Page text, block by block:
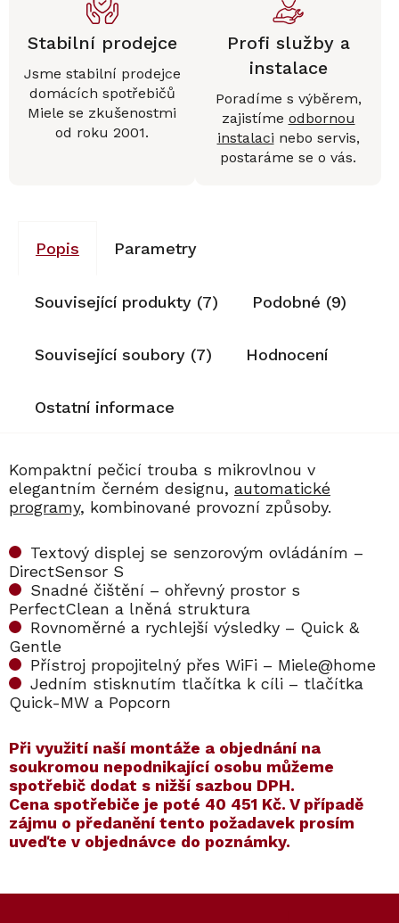
Stabilní prodejce
Jsme stabilní prodejce
domácích spotřebičů
Miele se zkušenostmi
od roku 2001.
Profi služby a
instalace
Poradíme s výběrem,
zajistíme odbornou
instalaci nebo servis,
postaráme se o vás.
Popis Parametry
Související produkty (7) Podobné (9)
Související soubory (7) Hodnocení
Ostatní informace
Kompaktní pečicí trouba s mikrovlnou v
elegantním černém designu, automatické
programy, kombinované provozní způsoby.
Textový displej se senzorovým ovládáním –
DirectSensor S
Snadné čištění – ohřevný prostor s
PerfectClean a lněná struktura
Rovnoměrné a rychlejší výsledky – Quick &
Gentle
Přístroj propojitelný přes WiFi – Miele@home
Jedním stisknutím tlačítka k cíli – tlačítka
Quick-MW a Popcorn
​​Při využití naší montáže a objednání na
soukromou nepodnikající osobu můžeme
spotřebič dodat s nižší sazbou DPH.
Cena spotřebiče je poté 40 451 Kč. V případě
zájmu o předanění tento požadavek prosím
uveďte v objednávce do poznámky.